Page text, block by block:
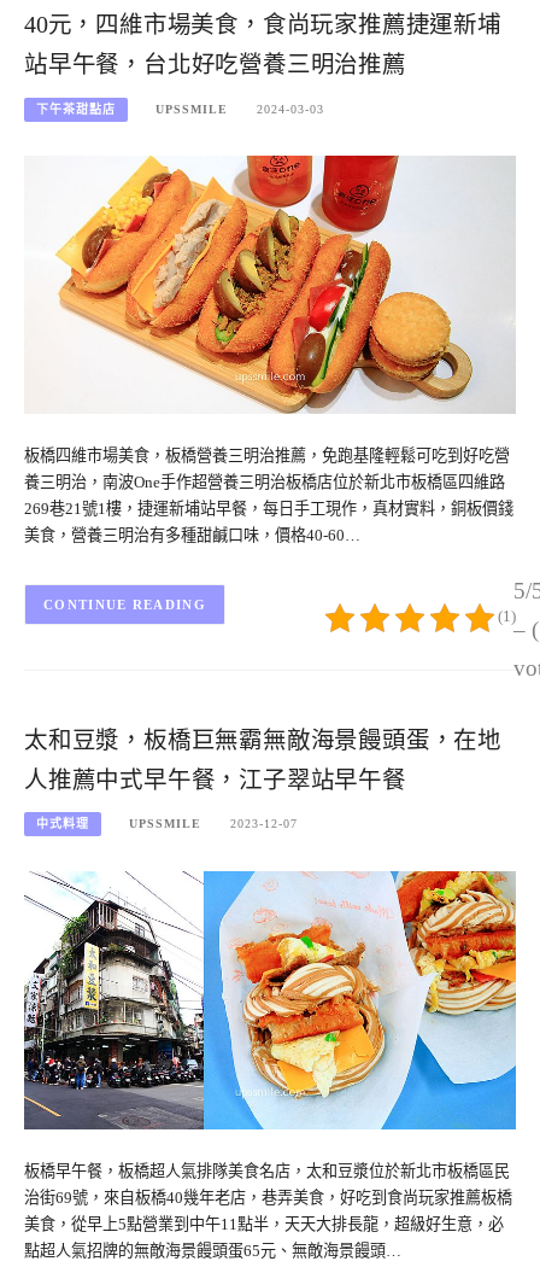
40元，四維市場美食，食尚玩家推薦捷運新埔
站早午餐，台北好吃營養三明治推薦
下午茶甜點店 UPSSMILE 2024-03-03
板橋四維市場美食，板橋營養三明治推薦，免跑基隆輕鬆可吃到好吃營
養三明治，南波One手作超營養三明治板橋店位於新北市板橋區四維路
269巷21號1樓，捷運新埔站早餐，每日手工現作，真材實料，銅板價錢
美食，營養三明治有多種甜鹹口味，價格40-60…
5/
–
(1)
CONTINUE READING
太和豆漿，板橋巨無霸無敵海景饅頭蛋，在地
人推薦中式早午餐，江子翠站早午餐
中式料理 UPSSMILE 2023-12-07
板橋早午餐，板橋超人氣排隊美食名店，太和豆漿位於新北市板橋區民
治街69號，來自板橋40幾年老店，巷弄美食，好吃到食尚玩家推薦板橋
美食，從早上5點營業到中午11點半，天天大排長龍，超級好生意，必
點超人氣招牌的無敵海景饅頭蛋65元、無敵海景饅頭…